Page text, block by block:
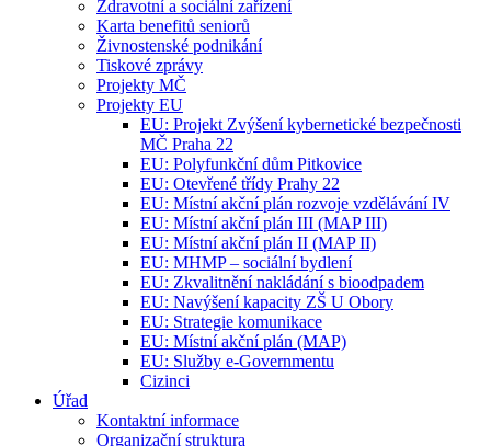
Zdravotní a sociální zařízení
Karta benefitů seniorů
Živnostenské podnikání
Tiskové zprávy
Projekty MČ
Projekty EU
EU: Projekt Zvýšení kybernetické bezpečnosti
MČ Praha 22
EU: Polyfunkční dům Pitkovice
EU: Otevřené třídy Prahy 22
EU: Místní akční plán rozvoje vzdělávání IV
EU: Místní akční plán III (MAP III)
EU: Místní akční plán II (MAP II)
EU: MHMP – sociální bydlení
EU: Zkvalitnění nakládání s bioodpadem
EU: Navýšení kapacity ZŠ U Obory
EU: Strategie komunikace
EU: Místní akční plán (MAP)
EU: Služby e-Governmentu
Cizinci
Úřad
Kontaktní informace
Organizační struktura